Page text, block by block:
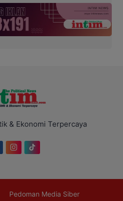
& Ekonomi Terpercaya
Pedoman Media Siber